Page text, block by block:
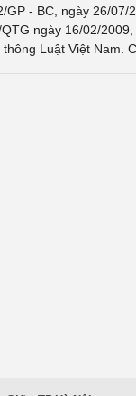
- BC, ngày 26/
ngày 16/02/
Luật Việt Nam.